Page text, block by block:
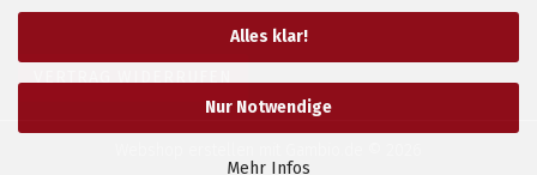
Alles klar!
Nur Notwendige
Mehr Infos